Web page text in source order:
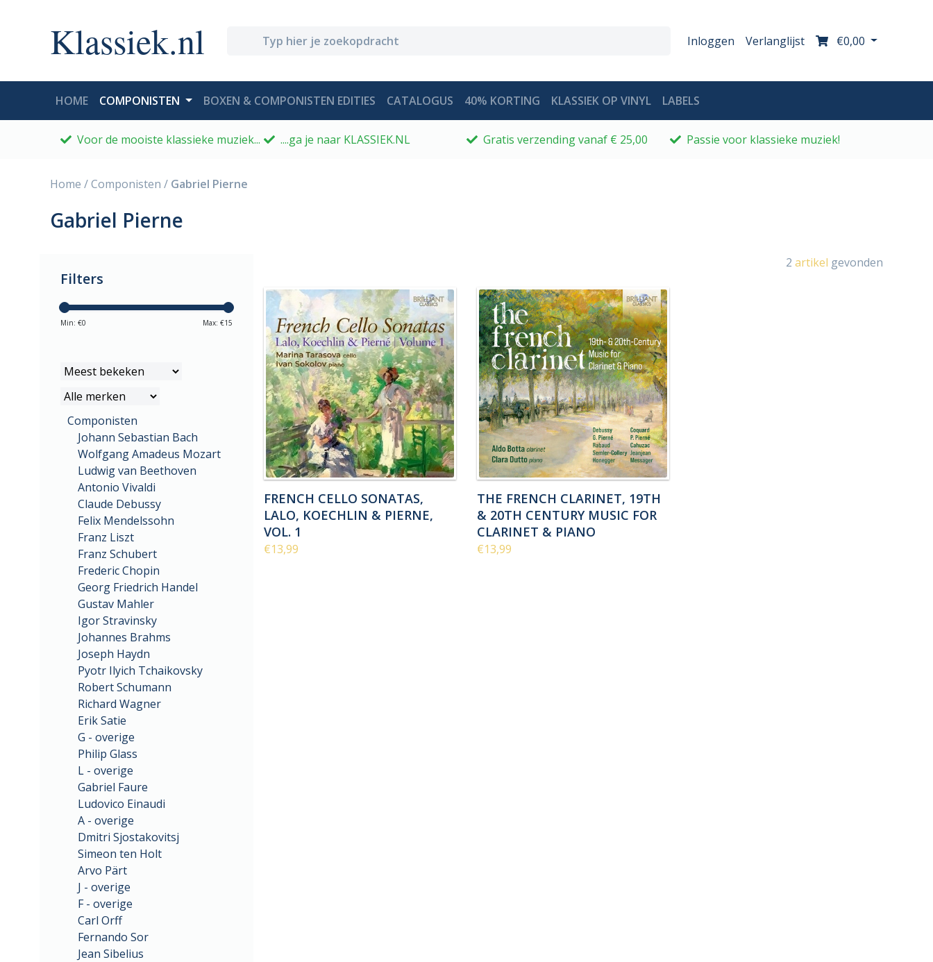
Klassiek.nl Inloggen Verlanglijst €0,00
HOME(CURRENT)
COMPONISTEN BOXEN & COMPONISTEN EDITIES CATALOGUS 40% KORTING KLASSIEK OP VINYL LABELS
Voor de mooiste klassieke muziek... ....ga je naar KLASSIEK.NL Gratis verzending vanaf € 25,00 Passie voor klassieke muziek!
Home /Componisten / Gabriel Pierne
Gabriel Pierne
Filters
Min: €0 Max: €15
Componisten
Johann Sebastian Bach
Wolfgang Amadeus Mozart
Ludwig van Beethoven
Antonio Vivaldi
Claude Debussy
Felix Mendelssohn
Franz Liszt
Franz Schubert
Frederic Chopin
Georg Friedrich Handel
Gustav Mahler
Igor Stravinsky
Johannes Brahms
Joseph Haydn
Pyotr Ilyich Tchaikovsky
Robert Schumann
Richard Wagner
Erik Satie
G - overige
Philip Glass
L - overige
Gabriel Faure
Ludovico Einaudi
A - overige
Dmitri Sjostakovitsj
Simeon ten Holt
Arvo Pärt
J - overige
F - overige
Carl Orff
Fernando Sor
Jean Sibelius
2 artikel gevonden
FRENCH CELLO SONATAS,
LALO, KOECHLIN & PIERNE,
VOL. 1
€13,99
THE FRENCH CLARINET, 19TH
& 20TH CENTURY MUSIC FOR
CLARINET & PIANO
€13,99